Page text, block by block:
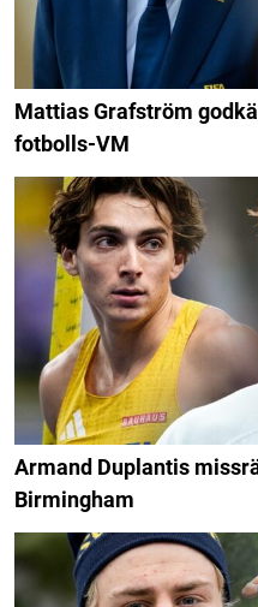
Mattias Grafström
fotbolls-VM
Armand Duplantis
Birmingham